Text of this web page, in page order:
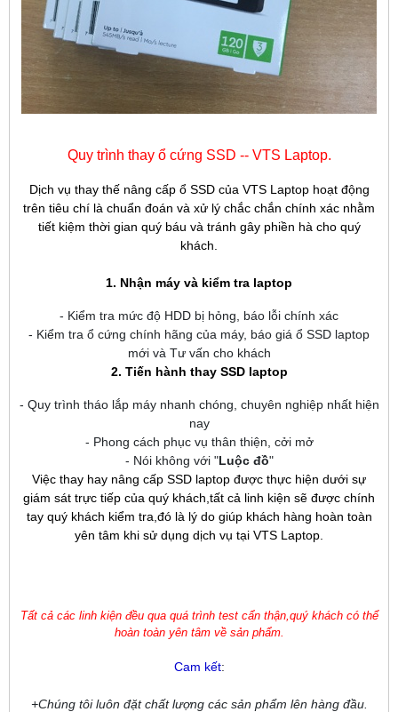
Quy trình thay ổ cứng SSD -- VTS Laptop.
Dịch vụ thay thế nâng cấp ổ SSD của VTS Laptop hoạt động
trên tiêu chí là chuẩn đoán và xử lý chắc chắn chính xác nhằm
tiết kiệm thời gian quý báu và tránh gây phiền hà cho quý
khách.
1. Nhận máy và kiểm tra laptop
- Kiểm tra mức độ HDD bị hỏng, báo lỗi chính xác
- Kiểm tra ổ cứng chính hãng của máy, báo giá ổ SSD laptop
mới và Tư vấn cho khách
2. Tiến hành thay SSD laptop
- Quy trình tháo lắp máy nhanh chóng, chuyên nghiệp nhất hiện
nay
- Phong cách phục vụ thân thiện, cởi mở
- Nói không với "Luộc đồ"
Việc thay hay nâng cấp SSD laptop được thực hiện dưới sự
giám sát trực tiếp của quý khách,tất cả linh kiện sẽ được chính
tay quý khách kiểm tra,đó là lý do giúp khách hàng hoàn toàn
yên tâm khi sử dụng dịch vụ tại VTS Laptop.
Tất cả các linh kiện đều qua quá trình test cẩn thận,quý khách có thể
hoàn toàn yên tâm về sản phẩm.
Cam kết:
+Chúng tôi luôn đặt chất lượng các sản phẩm lên hàng đầu.